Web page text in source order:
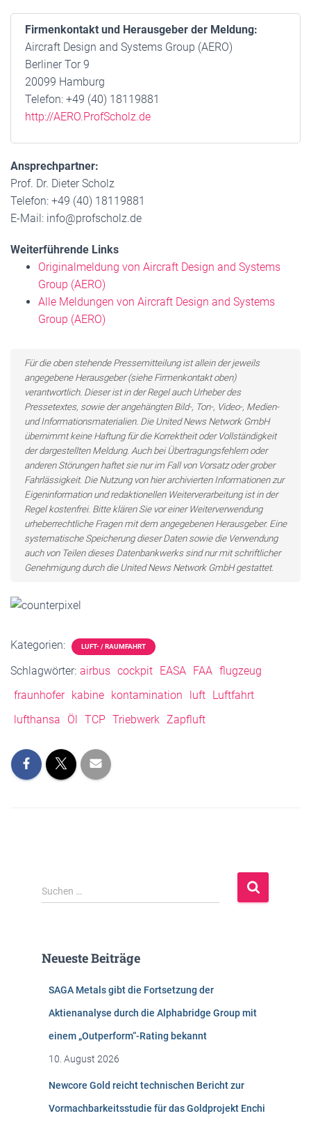
Firmenkontakt und Herausgeber der Meldung:
Aircraft Design and Systems Group (AERO)
Berliner Tor 9
20099 Hamburg
Telefon: +49 (40) 18119881
http://AERO.ProfScholz.de
Ansprechpartner:
Prof. Dr. Dieter Scholz
Telefon: +49 (40) 18119881
E-Mail: info@profscholz.de
Weiterführende Links
Originalmeldung von Aircraft Design and Systems
Group (AERO)
Alle Meldungen von Aircraft Design and Systems
Group (AERO)
Für die oben stehende Pressemitteilung ist allein der jeweils
angegebene Herausgeber (siehe Firmenkontakt oben)
verantwortlich. Dieser ist in der Regel auch Urheber des
Pressetextes, sowie der angehängten Bild-, Ton-, Video-, Medien-
und Informationsmaterialien. Die United News Network GmbH
übernimmt keine Haftung für die Korrektheit oder Vollständigkeit
der dargestellten Meldung. Auch bei Übertragungsfehlern oder
anderen Störungen haftet sie nur im Fall von Vorsatz oder grober
Fahrlässigkeit. Die Nutzung von hier archivierten Informationen zur
Eigeninformation und redaktionellen Weiterverarbeitung ist in der
Regel kostenfrei. Bitte klären Sie vor einer Weiterverwendung
urheberrechtliche Fragen mit dem angegebenen Herausgeber. Eine
systematische Speicherung dieser Daten sowie die Verwendung
auch von Teilen dieses Datenbankwerks sind nur mit schriftlicher
Genehmigung durch die United News Network GmbH gestattet.
Kategorien: LUFT- / RAUMFAHRT
Schlagwörter: airbus cockpit EASA FAA flugzeug
fraunhofer
kabine kontamination luft
Luftfahrt
lufthansa
Öl TCP Triebwerk Zapfluft
S
u
n
Suchen …
Neueste Beiträge
SAGA Metals gibt die Fortsetzung der
Aktienanalyse durch die Alphabridge Group mit
einem „Outperform“-Rating bekannt
10. August 2026
Newcore Gold reicht technischen Bericht zur
Vormachbarkeitsstudie für das Goldprojekt Enchi